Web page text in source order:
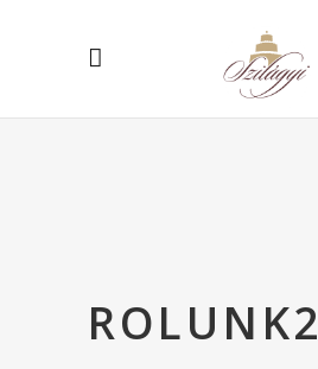
ROLUNK2